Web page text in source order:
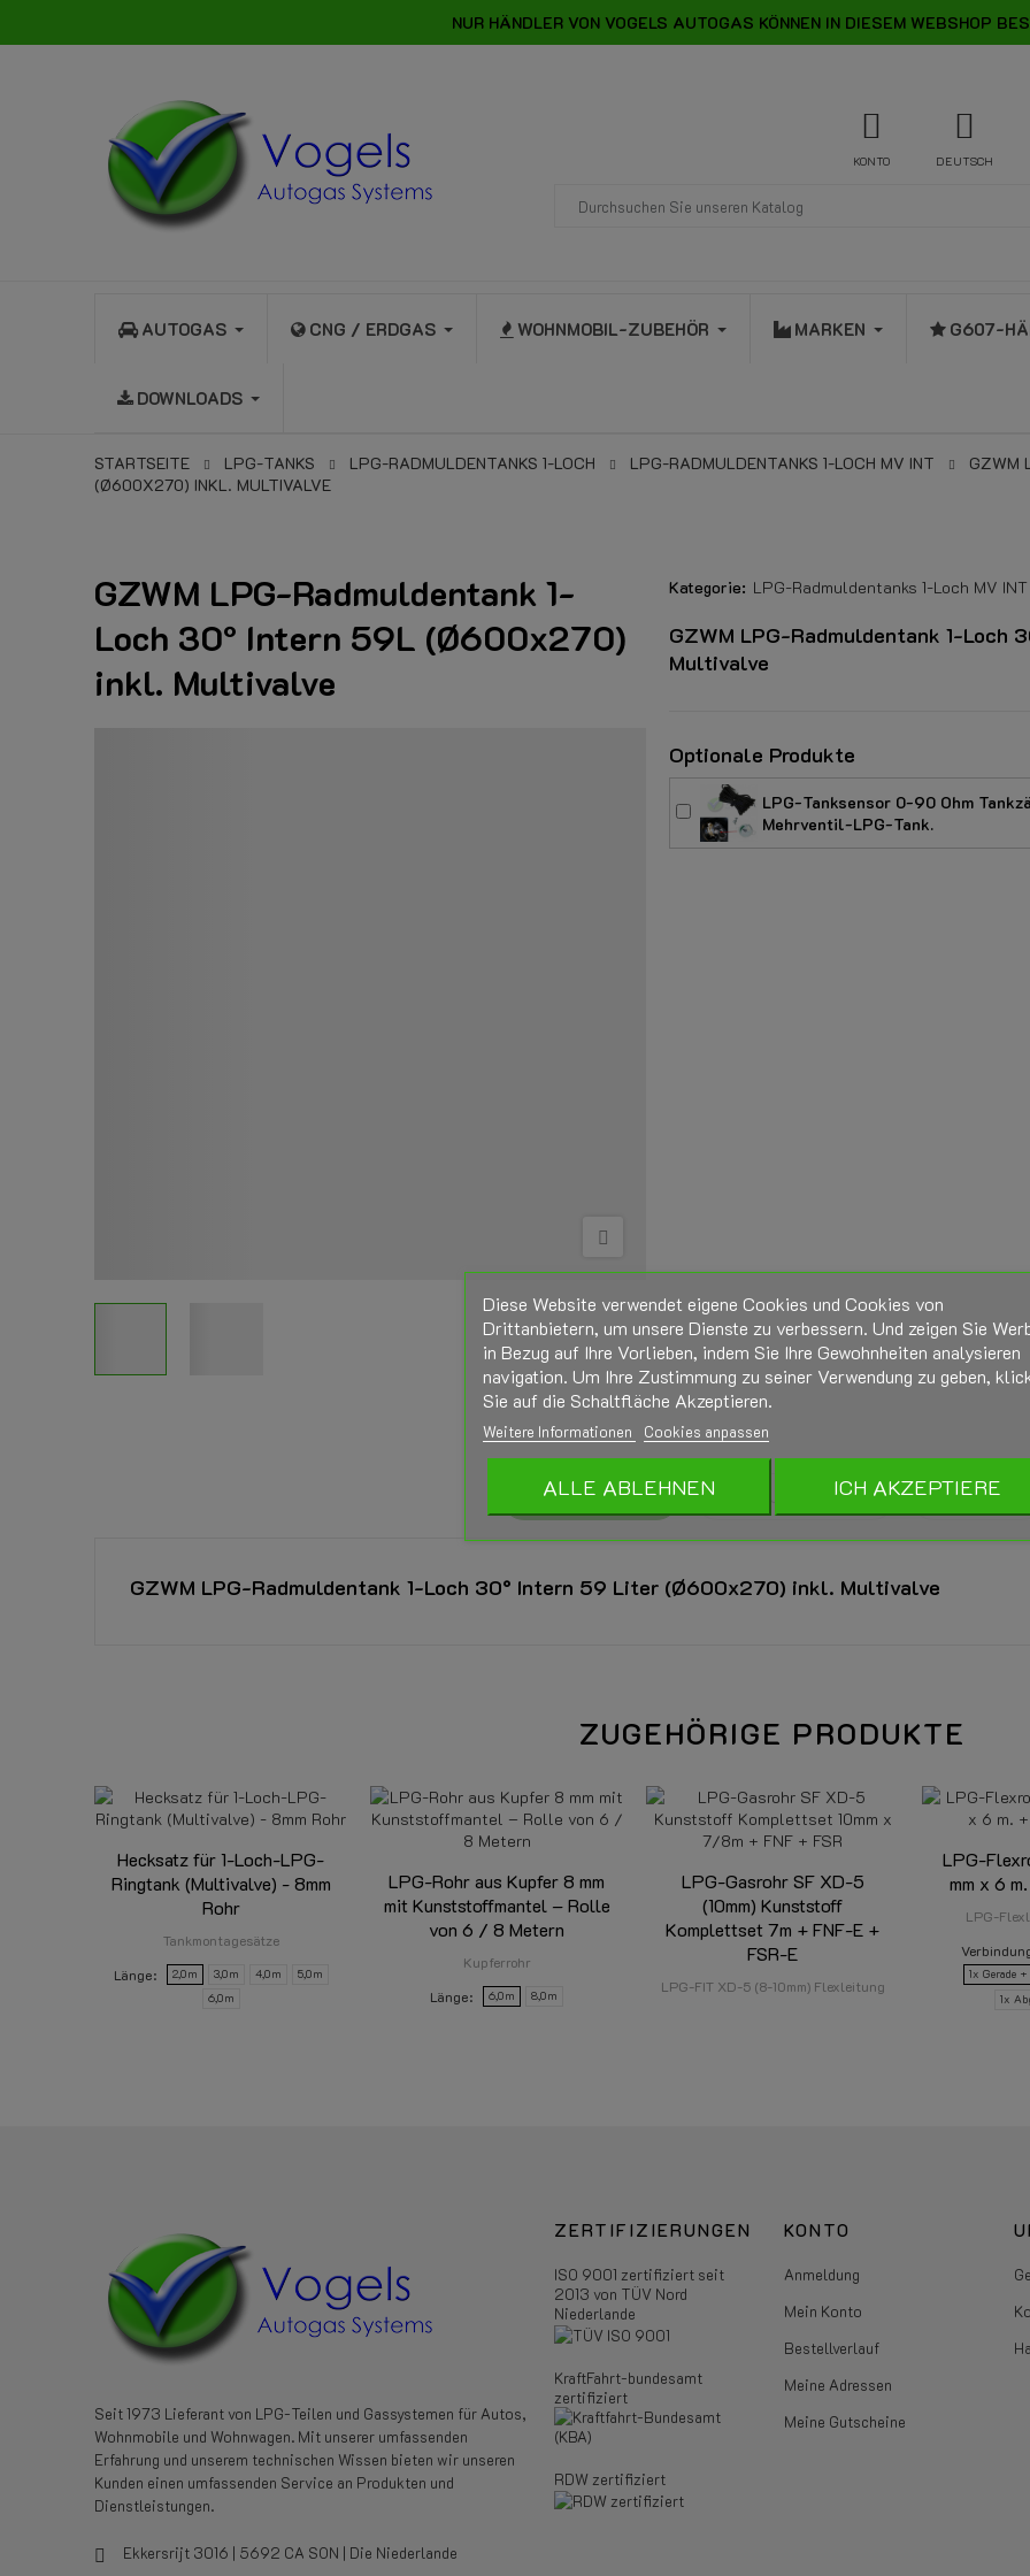
NUR HÄNDLER VON VOGELS AUTOGAS KÖNNEN IN DIESEM WEBSHOP
KONTO DEUTSCH
AUTOGAS CNG / ERDGAS WOHNMOBIL-ZUBEHÖR MARKEN G607-
DOWNLOADS
STARTSEITE LPG-TANKS LPG-RADMULDENTANKS 1-LOCH LPG-RADMULDENTANKS 1-LOCH MV INT
GZWM
(Ø600X270) INKL. MULTIVALVE
GZWM LPG-Radmuldentank 1-
Loch 30° Intern 59L (Ø600x270)
inkl. Multivalve
Kategorie: LPG-Radmuldentanks 1-Loch MV INT
GZWM LPG-Radmuldentank 1-
Multivalve
Optionale Produkte
LPG-Tanksensor 0-90 Ohm
Mehrventil-LPG-Tank.
BESCHREIBUNG PRODUKTDETAILS ANHÄNGE
GZWM LPG-Radmuldentank 1-Loch 30° Intern 59 Liter (Ø600x270) inkl. Multivalve
Tankinhalt: 51 - 60L
Ringtankdurchmesser:
Höhe Ringtank: 270mm
ZUGEHÖRIGE PRODUKTE
Hecksatz für 1-Loch-LPG-
Ringtank (Multivalve) - 8mm
Rohr
Tankmontagesätze
Länge
2,0m 3,0m 4,0m
5,0m
6,0m
LPG-Rohr aus Kupfer 8 mm
mit Kunststoffmantel – Rolle
von 6 / 8 Metern
Kupferrohr
Länge
6,0m 8,0m
LPG-Gasrohr SF XD-5
(10mm) Kunststoff
Komplettset 7m + FNF-E +
FSR-E
LPG-FIT XD-5 (8-10mm) Flexleitung
LPG-
mm x 6
LPG-
1x Gerade
1x
Seit 1973 Lieferant von LPG-Teilen und Gassystemen für Autos,
Wohnmobile und Wohnwagen. Mit unserer umfassenden
Erfahrung und unserem technischen Wissen bieten wir unseren
Kunden einen umfassenden Service an Produkten und
Dienstleistungen.
Ekkersrijt 3016 | 5692 CA SON | Die Niederlande
ZERTIFIZIERUNGEN
ISO 9001 zertifiziert seit
2013 von TÜV Nord
Niederlande
KraftFahrt-bundesamt
zertifiziert
RDW zertifiziert
KONTO
Anmeldung
Mein Konto
Bestellverlauf
Meine Adressen
Meine Gutscheine
Diese Website verwendet eigene Cookies und Cookies von
Drittanbietern, um unsere Dienste zu verbessern. Und zeigen Sie
in Bezug auf Ihre Vorlieben, indem Sie Ihre Gewohnheiten analysieren
navigation. Um Ihre Zustimmung zu seiner Verwendung zu geben,
Sie auf die Schaltfläche Akzeptieren.
Weitere Informationen Cookies anpassen
ALLE ABLEHNEN ICH AKZEPTIERE